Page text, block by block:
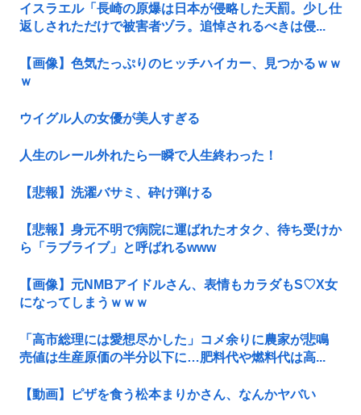
イスラエル「長崎の原爆は日本が侵略した天罰。少し仕
返しされただけで被害者ヅラ。追悼されるべきは侵...
【画像】色気たっぷりのヒッチハイカー、見つかるｗｗ
ｗ
ウイグル人の女優が美人すぎる
人生のレール外れたら一瞬で人生終わった！
【悲報】洗濯バサミ、砕け弾ける
【悲報】身元不明で病院に運ばれたオタク、待ち受けか
ら「ラブライブ」と呼ばれるwww
【画像】元NMBアイドルさん、表情もカラダもS♡X女
になってしまうｗｗｗ
「高市総理には愛想尽かした」コメ余りに農家が悲鳴
売値は生産原価の半分以下に…肥料代や燃料代は高...
【動画】ピザを食う松本まりかさん、なんかヤバい